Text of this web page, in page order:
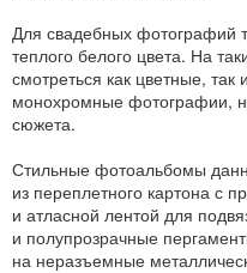
Для свадебных фотографий
теплого белого цвета. На
смотреться как цветные,
монохромные фотографии,
сюжета.
Стильные фотоальбомы
из переплетного картона с
и атласной лентой для
и полупрозрачные
на неразъемные